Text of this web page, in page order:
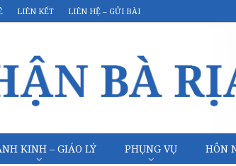
LIÊN KẾT LIÊN HỆ – GỬI BÀI
KINH – GIÁO LÝ PHỤNG VỤ HÔN